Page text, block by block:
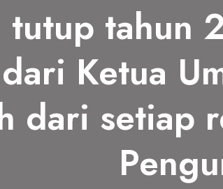
tutup tahun
Ketua
dari setiap